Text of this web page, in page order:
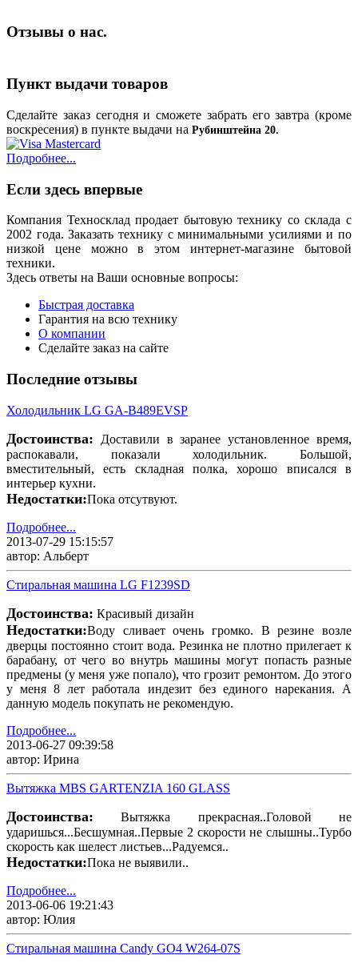
Отзывы о нас.
Пункт выдачи товаров
Сделайте заказ сегодня и сможете забрать его завтра (кроме
воскресения) в пункте выдачи на Рубинштейна 20.
Подробнее...
Если здесь впервые
Компания Техносклад продает бытовую технику со склада с
2002 года. Заказать технику с минимальными усилиями и по
низкой цене можно в этом интернет-магазине бытовой
техники.
Здесь ответы на Ваши основные вопросы:
Быстрая доставка
Гарантия на всю технику
О компании
Сделайте заказ на сайте
Последние отзывы
Холодильник LG GA-B489EVSP
Достоинства: Доставили в заранее установленное время,
распокавали, показали холодильник. Большой,
вместительный, есть складная полка, хорошо вписался в
интерьер кухни.
Недостатки:Пока отсутвуют.
Подробнее...
2013-07-29 15:15:57
автор: Альберт
Стиральная машина LG F1239SD
Достоинства: Красивый дизайн
Недостатки:Воду сливает очень громко. В резине возле
дверцы постоянно стоит вода. Резинка не плотно прилегает к
барабану, от чего во внутрь машины могут попасть разные
предмены (у меня уже попало), что грозит ремонтом. До этого
у меня 8 лет работала индезит без единого нарекания. А
данную модель покупать не рекомендую.
Подробнее...
2013-06-27 09:39:58
автор: Ирина
Вытяжка MBS GARTENZIA 160 GLASS
Достоинства: Вытяжка прекрасная..Головой не
ударишься...Бесшумная..Первые 2 скорости не слышны..Турбо
скорость как шелест листьев...Радуемся..
Недостатки:Пока не выявили..
Подробнее...
2013-06-06 19:21:43
автор: Юлия
Стиральная машина Candy GO4 W264-07S